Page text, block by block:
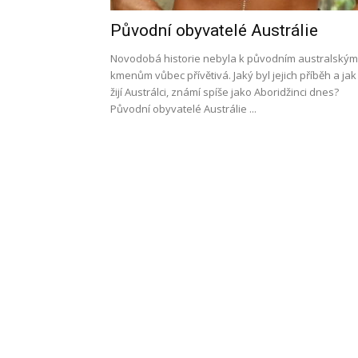
Původní obyvatelé Austrálie
Novodobá historie nebyla k původním australským
kmenům vůbec přívětivá. Jaký byl jejich příběh a jak
žijí Austrálci, známí spíše jako Aboridžinci dnes?
Původní obyvatelé Austrálie ...